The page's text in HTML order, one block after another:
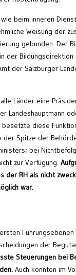
beim inneren
Weisung der
gebunden. Der
der
der Salzburger
Länder eine
Landeshauptmann
besetzte diese
Spitze der
bei
zur Verfügung.
RH als nicht
war.
der
Steuerungen bei
Auch konnten im